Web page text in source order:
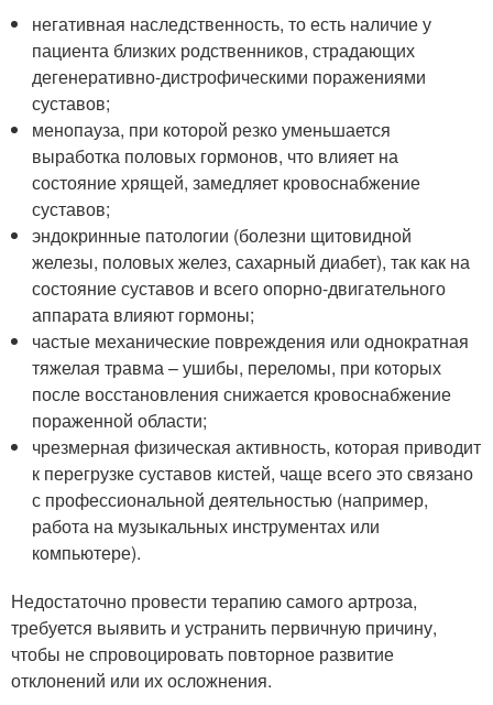
негативная наследственность, то есть наличие у
пациента близких родственников, страдающих
дегенеративно-дистрофическими поражениями
суставов;
менопауза, при которой резко уменьшается
выработка половых гормонов, что влияет на
состояние хрящей, замедляет кровоснабжение
суставов;
эндокринные патологии (болезни щитовидной
железы, половых желез, сахарный диабет), так как на
состояние суставов и всего опорно-двигательного
аппарата влияют гормоны;
частые механические повреждения или однократная
тяжелая травма – ушибы, переломы, при которых
после восстановления снижается кровоснабжение
пораженной области;
чрезмерная физическая активность, которая приводит
к перегрузке суставов кистей, чаще всего это связано
с профессиональной деятельностью (например,
работа на музыкальных инструментах или
компьютере).
Недостаточно провести терапию самого артроза,
требуется выявить и устранить первичную причину,
чтобы не спровоцировать повторное развитие
отклонений или их осложнения.